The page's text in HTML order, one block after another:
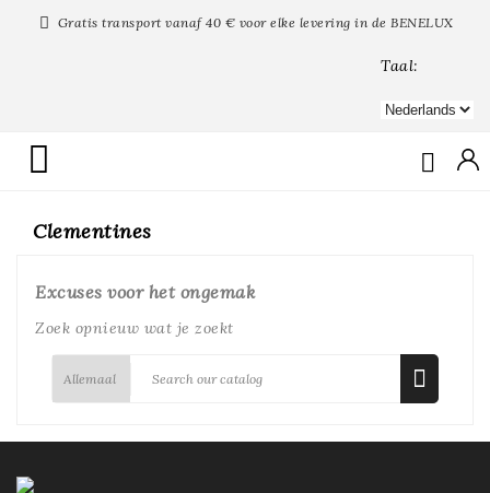
 Gratis transport vanaf 40 € voor elke levering in de BENELUX
Taal:

Clementines
Excuses voor het ongemak
Zoek opnieuw wat je zoekt
